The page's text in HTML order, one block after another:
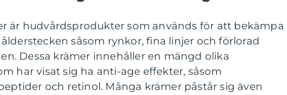
är hudvårdsprodukter som används för att bekämpa
såsom rynkor, fina linjer och förlorad
Dessa krämer innehåller en mängd olika
har visat sig ha anti-age effekter, såsom
och retinol. Många krämer påstår sig även